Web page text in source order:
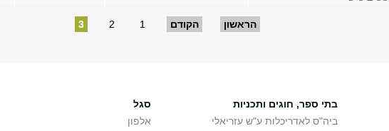
הראשון הקודם 1
2
3
בתי ספר, חוגים ותכניות
ביה"ס לאדריכלות ע"ש עזריאלי
סגל
אלפון